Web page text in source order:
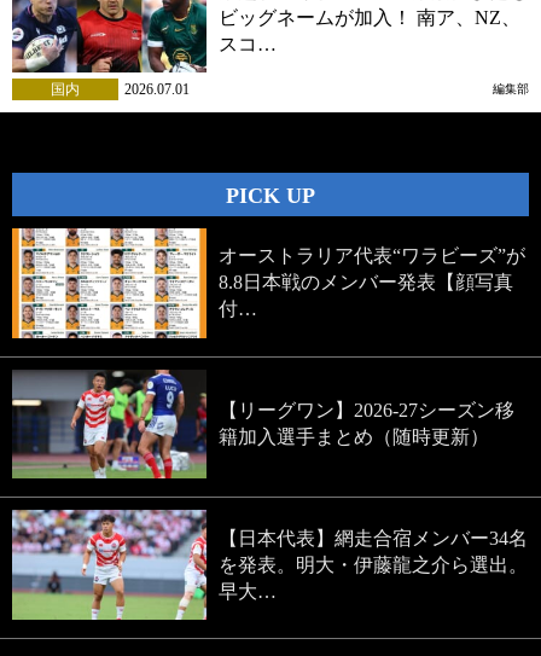
ビッグネームが加入！ 南ア、NZ、
スコ…
国内 2026.07.01 編集部
PICK UP
オーストラリア代表“ワラビーズ”が
8.8日本戦のメンバー発表【顔写真
付…
【リーグワン】2026-27シーズン移
籍加入選手まとめ（随時更新）
【日本代表】網走合宿メンバー34名
を発表。明大・伊藤龍之介ら選出。
早大…